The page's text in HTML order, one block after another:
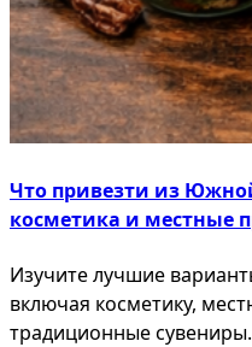
Что привезти из
косметика и местные
Изучите лучшие
включая косметику,
традиционные сувениры.